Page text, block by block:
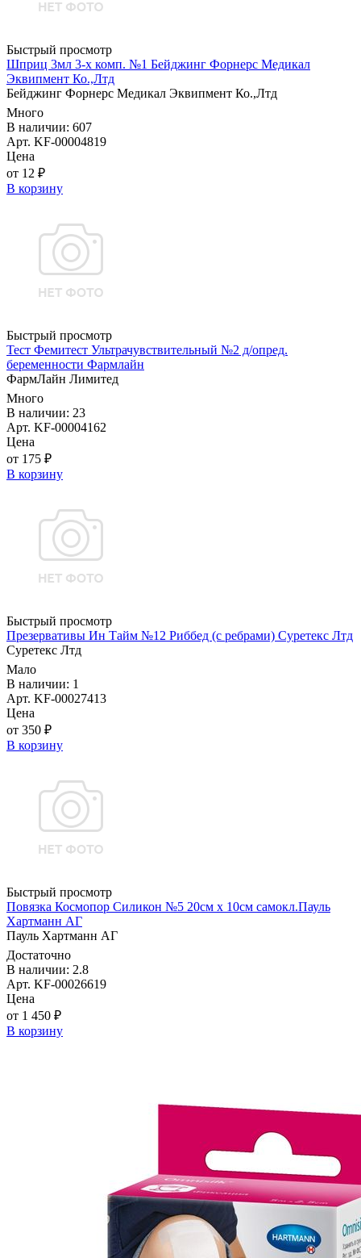
Быстрый просмотр
Шприц 3мл 3-х комп. №1 Бейджинг Форнерс Медикал
Эквипмент Ко.,Лтд
Бейджинг Форнерс Медикал Эквипмент Ко.,Лтд
Много
В наличии: 607
Арт. KF-00004819
Цена
от 12 ₽
В корзину
Быстрый просмотр
Тест Фемитест Ультрачувствительный №2 д/опред.
беременности Фармлайн
ФармЛайн Лимитед
Много
В наличии: 23
Арт. KF-00004162
Цена
от 175 ₽
В корзину
Быстрый просмотр
Презервативы Ин Тайм №12 Риббед (с ребрами) Суретекс Лтд
Суретекс Лтд
Мало
В наличии: 1
Арт. KF-00027413
Цена
от 350 ₽
В корзину
Быстрый просмотр
Повязка Космопор Силикон №5 20см х 10см самокл.Пауль
Хартманн AГ
Пауль Хартманн AГ
Достаточно
В наличии: 2.8
Арт. KF-00026619
Цена
от 1 450 ₽
В корзину